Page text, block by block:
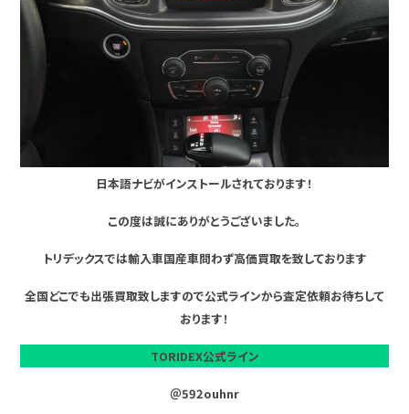
日本語ナビがインストールされております！
この度は誠にありがとうございました。
トリデックスでは輸入車国産車問わず高価買取を致しております
全国どこでも出張買取致しますので公式ラインから査定依頼お待ちして
おります！
TORIDEX公式ライン
＠592ouhnr